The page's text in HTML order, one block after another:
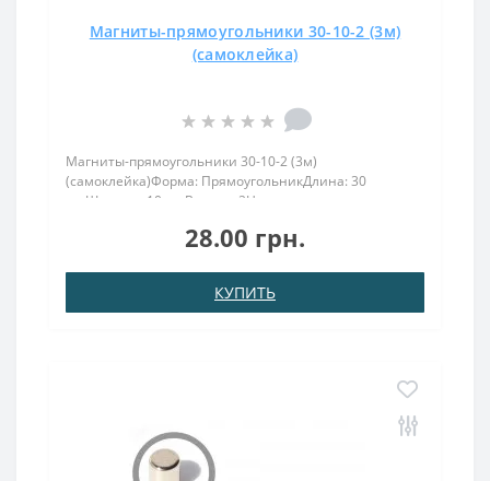
Магниты-прямоугольники 30-10-2 (3м)
(самоклейка)
Магниты-прямоугольники 30-10-2 (3м)
(самоклейка)Форма: ПрямоугольникДлина: 30
ммШирина: 10 ммВысота: 2Намагничивание:
Ni)Намагничивание: N38Сцепление прибл.: 6
28.00 грн.
КУПИТЬ